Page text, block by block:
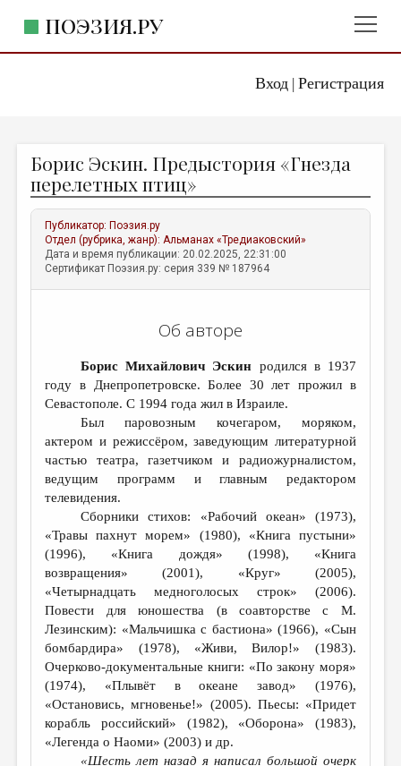
Вход| Регистрация
ПОЭЗИЯ.РУ
ЖАНРЫ
АВТОРЫ
КОММЕНТАРИИ
ЛИТСАЛОН
ОТДЕЛЫ И РУБРИКИ
ИЗБРАННОЕ
ДАЙДЖЕСТ
ПРОИЗВЕДЕНИЯ
ПЕРЕВОДЫ
КОНКУРСЫ
ДЕТСКАЯ КОМНАТА
КНИЖНАЯ ПОЛКА
ОБЗОР ЛИТЕРАТУРЫ
СТРАНИЦЫ ПАМЯТИ
ОБЪЯВЛЕНИЯ
КОЛОНКА РЕДАКТОРА
РЕДКОЛЛЕГИЯ
Борис Эскин. Предыстория «Гнезда
перелетных птиц»
Публикатор: Поэзия.ру
Отдел (рубрика, жанр):Альманах «Тредиаковский»
Дата и время публикации: 20.02.2025, 22:31:00
Сертификат Поэзия.ру: серия 339 № 187964
Об авторе
Борис Михайлович Эскин родился в 1937
году в Днепропетровске. Более 30 лет прожил в
Севастополе. С 1994 года жил в Израиле.
Был паровозным кочегаром, моряком,
актером и режиссёром, заведующим литературной
частью театра, газетчиком и радиожурналистом,
ведущим программ и главным редактором
телевидения.
Сборники стихов: «Рабочий океан» (1973),
«Травы пахнут морем» (1980), «Книга пустыни»
(1996), «Книга дождя» (1998), «Книга
возвращения» (2001), «Круг» (2005),
«Четырнадцать медноголосых строк» (2006).
Повести для юношества (в соавторстве с М.
Лезинским): «Мальчишка с бастиона» (1966), «Сын
бомбардира» (1978), «Живи, Вилор!» (1983).
Очерково-документальные книги: «По закону моря»
(1974), «Плывёт в океане завод» (1976),
«Остановись, мгновенье!» (2005). Пьесы: «Придет
корабль российский» (1982), «Оборона» (1983),
«Легенда о Наоми» (2003) и др.
«Шесть лет назад я написал большой очерк